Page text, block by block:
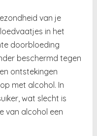
van je
in het
doorbloeding
beschermd tegen
ontstekingen
met alcohol. In
wat slecht is
van alcohol een